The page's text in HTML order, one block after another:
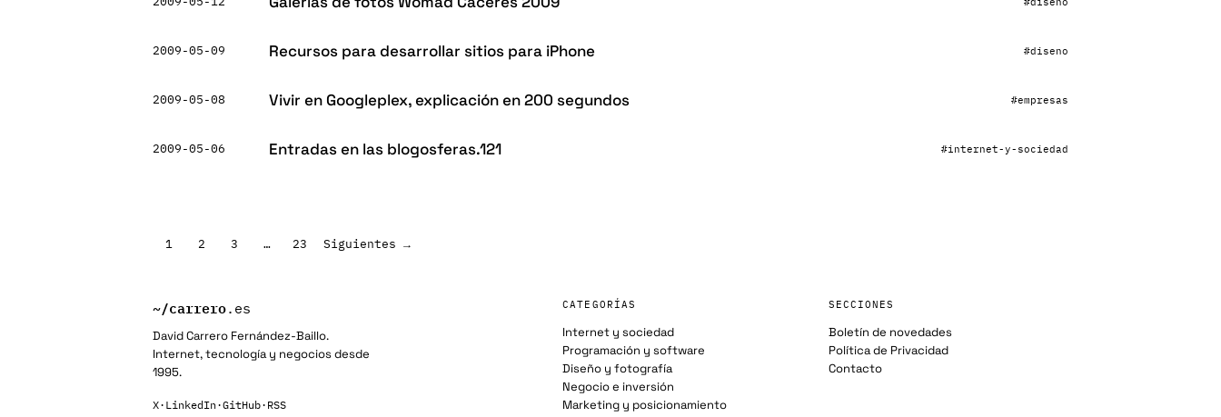
2009-05-09 Recursos para desarrollar sitios para iPhone #diseno
2009-05-08 Vivir en Googleplex, explicación en 200 segundos #empresas
2009-05-06 Entradas en las blogosferas.121 #internet-y-sociedad
Paginación
entradas
1 2 3 … 23 Siguientes →
~/carrero.es
David Carrero Fernández-Baillo.
Internet, tecnología y negocios desde
1995.
X· LinkedIn·GitHub· RSS
CATEGORÍAS
Internet y sociedad
Programación y software
Diseño y fotografía
Negocio e inversión
Marketing y posicionamiento
SECCIONES
Boletín de novedades
Política de Privacidad
Contacto